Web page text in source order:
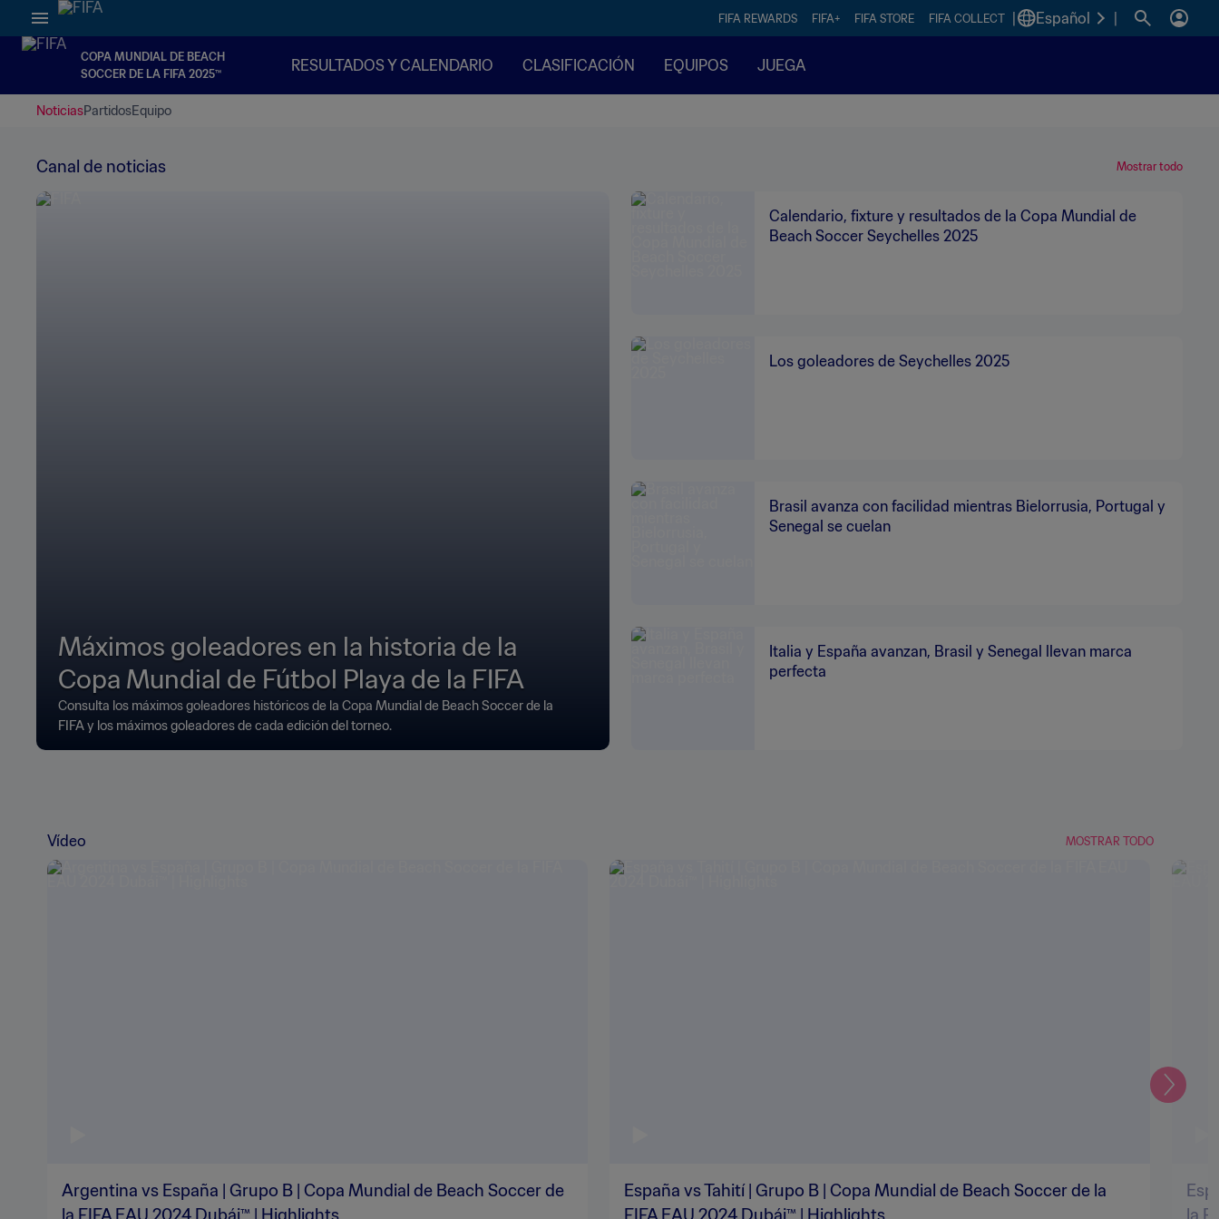
FIFA REWARDS FIFA+ FIFA STORE FIFA COLLECT Español
COPA MUNDIAL DE BEACH
SOCCER DE LA FIFA 2025™
RESULTADOS Y CALENDARIO CLASIFICACIÓN EQUIPOS JUEGA
NoticiasPartidosEquipo
Canal de noticias Mostrar todo
Máximos goleadores en la historia de la
Copa Mundial de Fútbol Playa de la FIFA
Consulta los máximos goleadores históricos de la Copa Mundial de Beach Soccer de la
FIFA y los máximos goleadores de cada edición del torneo.
Calendario, fixture y resultados de la Copa Mundial de
Beach Soccer Seychelles 2025
Los goleadores de Seychelles 2025
Brasil avanza con facilidad mientras Bielorrusia, Portugal y
Senegal se cuelan
Italia y España avanzan, Brasil y Senegal llevan marca
perfecta
Vídeo MOSTRAR TODO
Argentina vs España | Grupo B | Copa Mundial de Beach Soccer de
España vs Tahití | Grupo B | Copa Mundial de Beach Soccer de la